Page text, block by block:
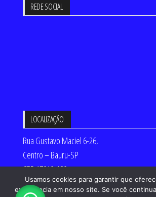
REDE SOCIAL
LOCALIZAÇÃO
Rua Gustavo Maciel 6-26,
Centro – Bauru-SP
CEP 17010-180
Desenvolvido por:
Usamos cookies para garantir que
experiência em nosso site. Se você